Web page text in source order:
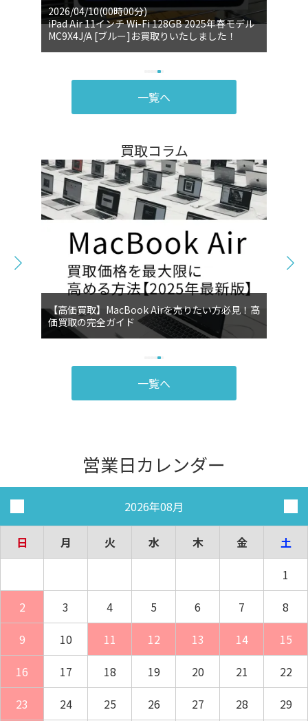
2026/04/10(00時00分)
iPad Air 11インチ Wi-Fi 128GB 2025年春モデル
MC9X4J/A [ブルー]お買取りいたしました！
一覧へ
買取コラム
【高価買取】MacBook Airを売りたい方必見！高
価買取の完全ガイド
一覧へ
営業日カレンダー
2026年08月
日 月 火 水 木 金
土
1
2
3 4 5 6 7
8
9
10 11 12 13 14
15
16
17 18 19 20 21
22
23
24 25 26 27 28
29